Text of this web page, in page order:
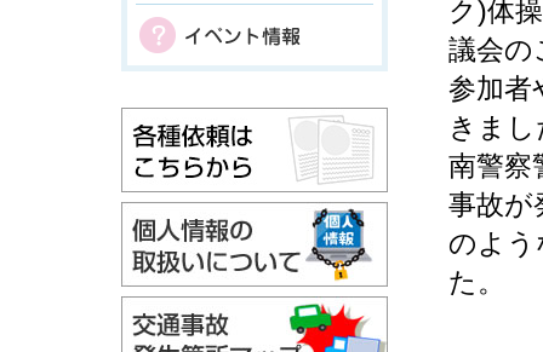
ク)体
議会の
参加者
きまし
南警察
事故が
のよう
た。